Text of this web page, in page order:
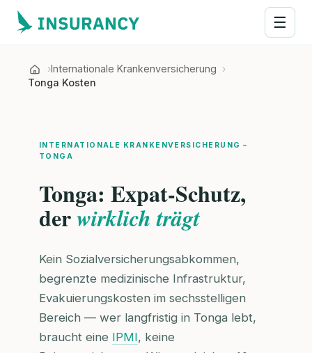
☰
Internationale Krankenversicherung
Tonga Kosten
INTERNATIONALE KRANKENVERSICHERUNG –
TONGA
Tonga: Expat-Schutz,
derwirklich trägt
Kein Sozialversicherungsabkommen,
begrenzte medizinische Infrastruktur,
Evakuierungskosten im sechsstelligen
Bereich — wer langfristig in Tonga lebt,
braucht eine IPMI, keine